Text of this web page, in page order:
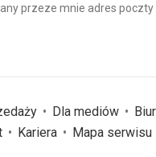
przeze mnie adres poczty
Dla mediów
Kariera Mapa serwisu